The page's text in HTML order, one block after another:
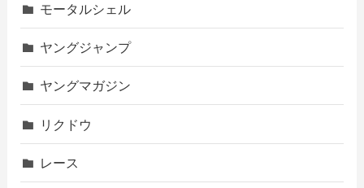
モータルシェル
ヤングジャンプ
ヤングマガジン
リクドウ
レース